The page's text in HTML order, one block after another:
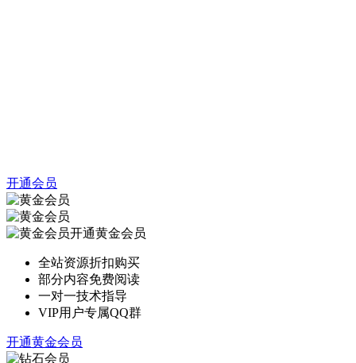
开通会员
开通黄金会员
全站资源折扣购买
部分内容免费阅读
一对一技术指导
VIP用户专属QQ群
开通黄金会员